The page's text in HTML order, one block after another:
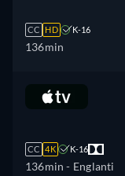
CC HD K-16
136min
CC 4K K-16
136min - Englanti